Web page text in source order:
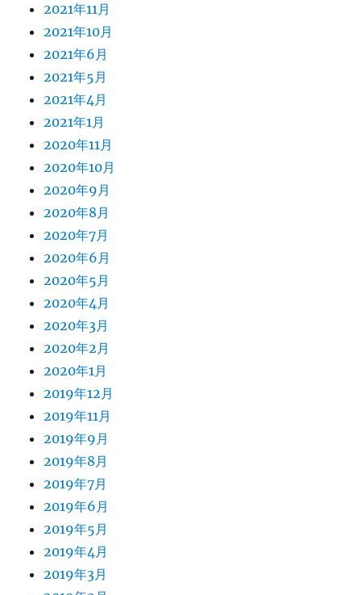
2021年11月
2021年10月
2021年6月
2021年5月
2021年4月
2021年1月
2020年11月
2020年10月
2020年9月
2020年8月
2020年7月
2020年6月
2020年5月
2020年4月
2020年3月
2020年2月
2020年1月
2019年12月
2019年11月
2019年9月
2019年8月
2019年7月
2019年6月
2019年5月
2019年4月
2019年3月